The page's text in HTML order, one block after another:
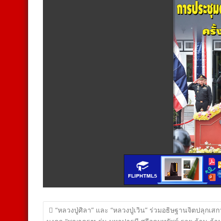
แนะแนว
“หลวงปู่ศิลา” และ “หลวงปู่เวิน” ร่วมอธิษฐานจิตปลุกเส